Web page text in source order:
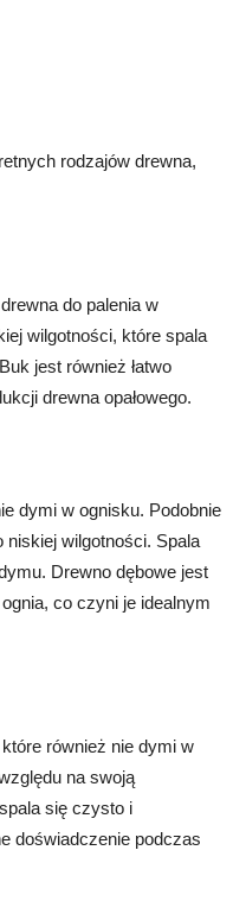
rodzajów drewna,
do palenia w
wilgotności, które spala
jest również łatwo
drewna opałowego.
dymi w ognisku. Podobnie
niskiej wilgotności. Spala
Drewno dębowe jest
ognia, co czyni je idealnym
również nie dymi w
na swoją
się czysto i
doświadczenie podczas